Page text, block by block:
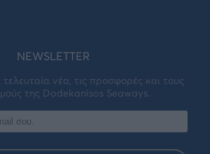
NEWSLETTER
νέα, τις προσφορές και τους
της Dodekanisos Seaways.